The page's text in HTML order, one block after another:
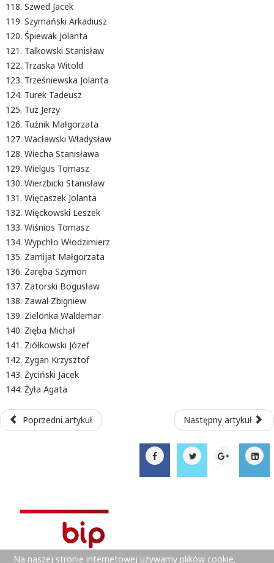
Szwed Jacek
Szymański Arkadiusz
Śpiewak Jolanta
Talkowski Stanisław
Trzaska Witold
Trześniewska Jolanta
Turek Tadeusz
Tuz Jerzy
Tuźnik Małgorzata
Wacławski Władysław
Wiecha Stanisława
Wielgus Tomasz
Wierzbicki Stanisław
Więcaszek Jolanta
Więckowski Leszek
Wiśnios Tomasz
Wypchło Włodzimierz
Zamijat Małgorzata
Zaręba Szymon
Zatorski Bogusław
Zawal Zbigniew
Zielonka Waldemar
Zięba Michał
Ziółkowski Józef
Zygan Krzysztof
Życiński Jacek
Żyła Agata
Poprzedni artykuł Następny artykuł
Na naszej stronie internetowej używamy plików cookie.